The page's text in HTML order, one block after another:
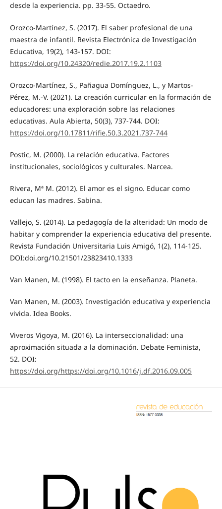
desde la experiencia. pp. 33-55. Octaedro.
Orozco-Martínez, S. (2017). El saber profesional de una
maestra de infantil. Revista Electrónica de Investigación
Educativa, 19(2), 143-157. DOI:
https://doi.org/10.24320/redie.2017.19.2.1103
Orozco-Martínez, S., Pañagua Domínguez, L., y Martos-
Pérez, M.-V. (2021). La creación curricular en la formación de
educadores: una exploración sobre las relaciones
educativas. Aula Abierta, 50(3), 737-744. DOI:
https://doi.org/10.17811/rifie.50.3.2021.737-744
Postic, M. (2000). La relación educativa. Factores
institucionales, sociológicos y culturales. Narcea.
Rivera, Mª M. (2012). El amor es el signo. Educar como
educan las madres. Sabina.
Vallejo, S. (2014). La pedagogía de la alteridad: Un modo de
habitar y comprender la experiencia educativa del presente.
Revista Fundación Universitaria Luis Amigó, 1(2), 114-125.
DOI:doi.org/10.21501/23823410.1333
Van Manen, M. (1998). El tacto en la enseñanza. Planeta.
Van Manen, M. (2003). Investigación educativa y experiencia
vivida. Idea Books.
Viveros Vigoya, M. (2016). La interseccionalidad: una
aproximación situada a la dominación. Debate Feminista,
52. DOI:
https://doi.org/https://doi.org/10.1016/j.df.2016.09.005